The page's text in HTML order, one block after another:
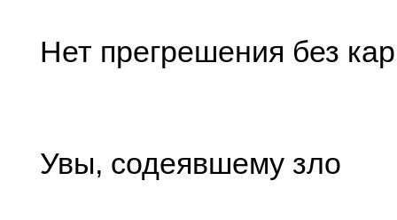
Нет прегрешения без
Увы, содеявшему зло